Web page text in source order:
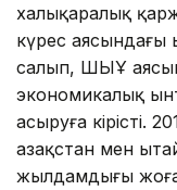
халықаралық
күрес аясындағы
салып, ШЫҰ
экономикалық
асыруға кірісті.
Қазақстан мен
жылдамдығы